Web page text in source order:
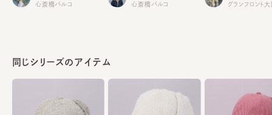
同じシリーズのアイテム
心斎橋パルコ 心斎橋パルコ グランフロント